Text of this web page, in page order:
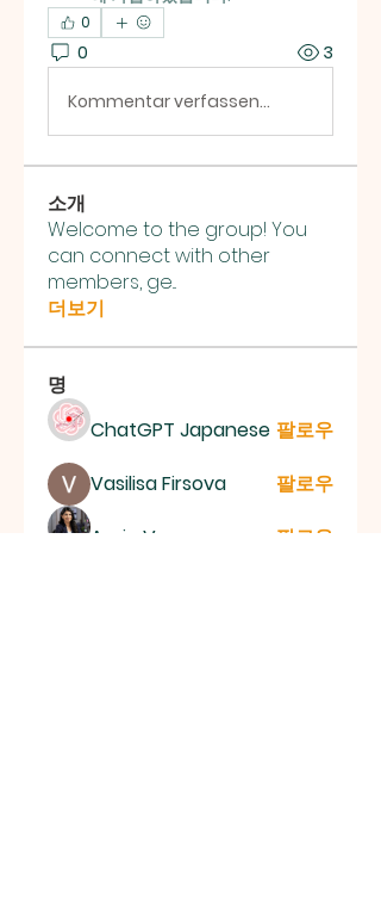
0
0 3
Kommentar verfassen...
소개
Welcome to the group! You
can connect with other
members, ge...
더보기
명
ChatGPT Japanese 팔로우
Vasilisa Firsova
팔로우
Aaria Varma
팔로우